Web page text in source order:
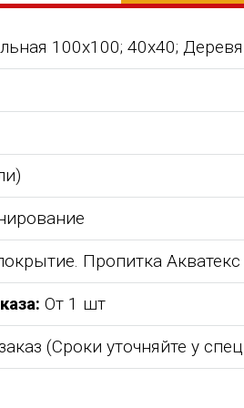
продукцию,
и
Добрый день) Ура! Наконец то у
наших детишек появилась
площадка. В нашей деревне
100х100; 40х40;
Пропитка Акватекс
От 1 шт
(Сроки уточняйте у